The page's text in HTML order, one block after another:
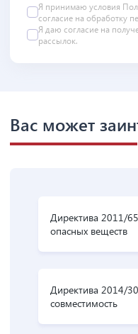
Я принимаю условия
согласие на обработку
Я даю согласие на
рассылок.
Вас может
Директива 2011/
опасных веществ
Директива 2014/
совместимость